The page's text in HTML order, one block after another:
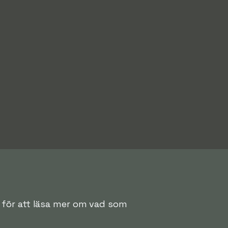
att läsa mer om vad som